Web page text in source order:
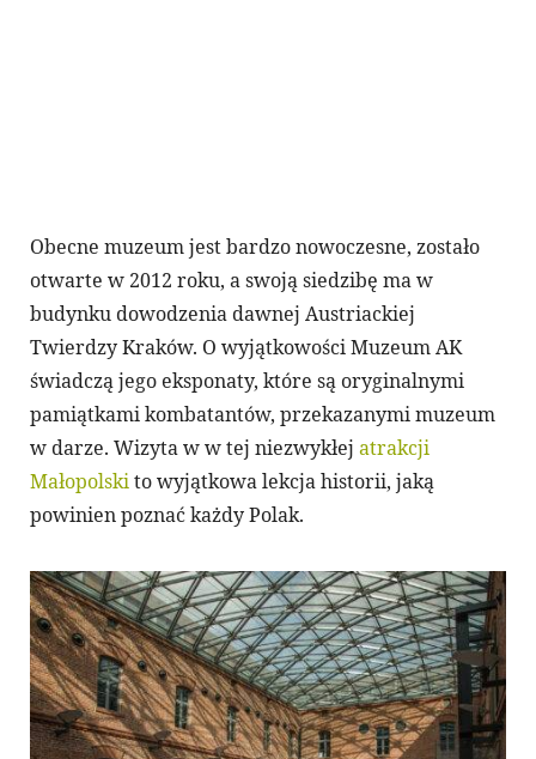
Obecne muzeum jest bardzo nowoczesne, zostało
otwarte w 2012 roku, a swoją siedzibę ma w
budynku dowodzenia dawnej Austriackiej
Twierdzy Kraków. O wyjątkowości Muzeum AK
świadczą jego eksponaty, które są oryginalnymi
pamiątkami kombatantów, przekazanymi muzeum
w darze. Wizyta w w tej niezwykłej atrakcji
Małopolskito wyjątkowa lekcja historii, jaką
powinien poznać każdy Polak.